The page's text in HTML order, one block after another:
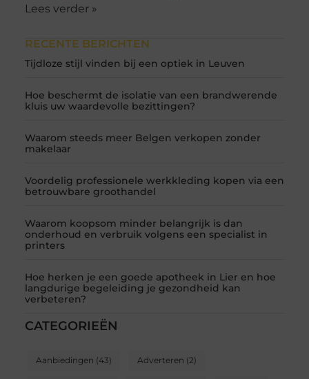
RECENTE BERICHTEN
Tijdloze stijl vinden bij een optiek in Leuven
Hoe beschermt de isolatie van een brandwerende
kluis uw waardevolle bezittingen?
Waarom steeds meer Belgen verkopen zonder
makelaar
Voordelig professionele werkkleding kopen via een
betrouwbare groothandel
Waarom koopsom minder belangrijk is dan
onderhoud en verbruik volgens een specialist in
printers
Hoe herken je een goede apotheek in Lier en hoe
langdurige begeleiding je gezondheid kan
verbeteren?
CATEGORIEËN
Aanbiedingen (43) Adverteren (2)
Lees verder »